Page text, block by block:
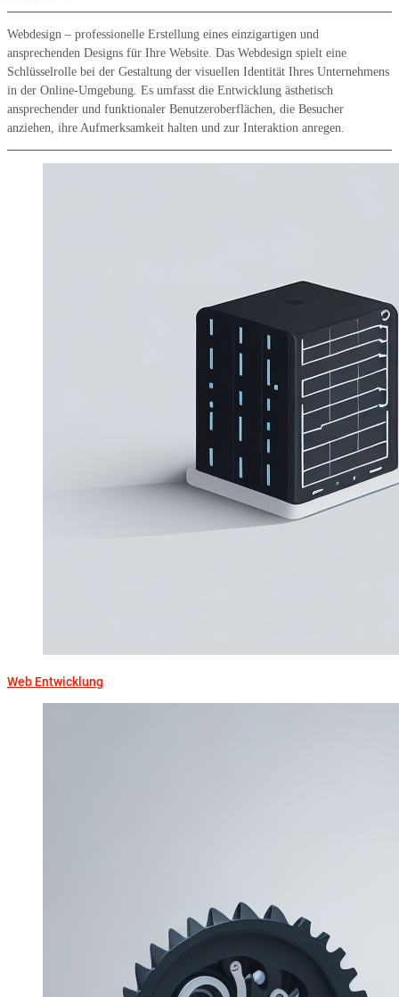
Webdesign – professionelle Erstellung eines einzigartigen und
ansprechenden Designs für Ihre Website. Das Webdesign spielt eine
Schlüsselrolle bei der Gestaltung der visuellen Identität Ihres Unternehmens
in der Online-Umgebung. Es umfasst die Entwicklung ästhetisch
ansprechender und funktionaler Benutzeroberflächen, die Besucher
anziehen, ihre Aufmerksamkeit halten und zur Interaktion anregen.
Web Entwicklung